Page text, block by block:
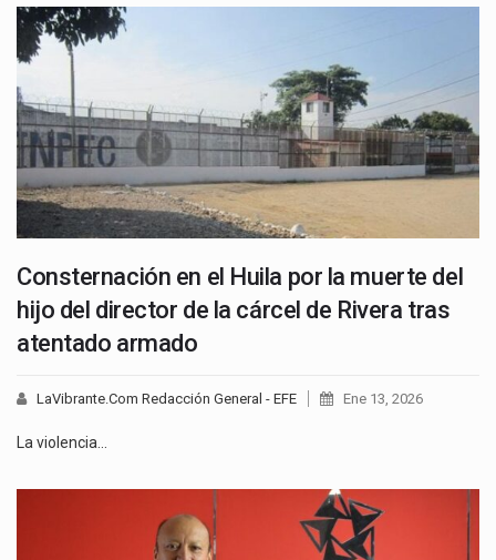
Consternación en el Huila por la muerte del
hijo del director de la cárcel de Rivera tras
atentado armado
LaVibrante.Com Redacción General - EFE Ene 13, 2026
La violencia…